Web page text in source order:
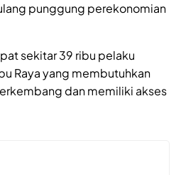
punggung perekonomian
sekitar 39 ribu pelaku
Raya yang membutuhkan
dan memiliki akses